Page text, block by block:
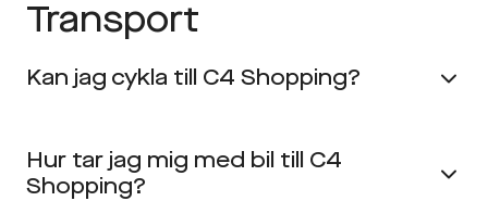
Transport
Kan jag cykla till C4 Shopping?
Hur tar jag mig med bil till C4
Shopping?